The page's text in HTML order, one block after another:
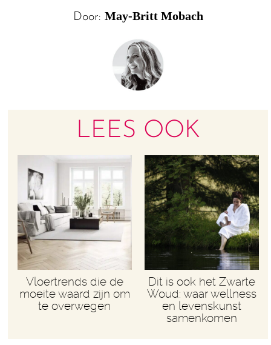
Door: May-Britt Mobach
LEES OOK
Vloertrends die de
moeite waard zijn om
te overwegen
Dit is ook het Zwarte
Woud: waar wellness
en levenskunst
samenkomen